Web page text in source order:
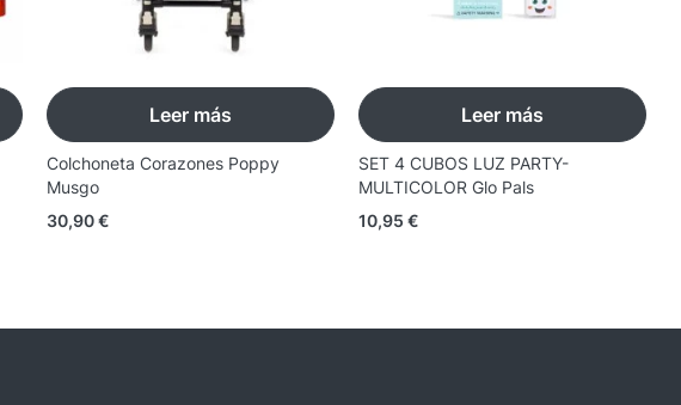
Leer más
Colchoneta Corazones Poppy
Musgo
30,90€
Leer más
SET 4 CUBOS LUZ PARTY-
MULTICOLOR Glo Pals
10,95€